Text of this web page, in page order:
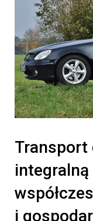
Transport
integralną
i